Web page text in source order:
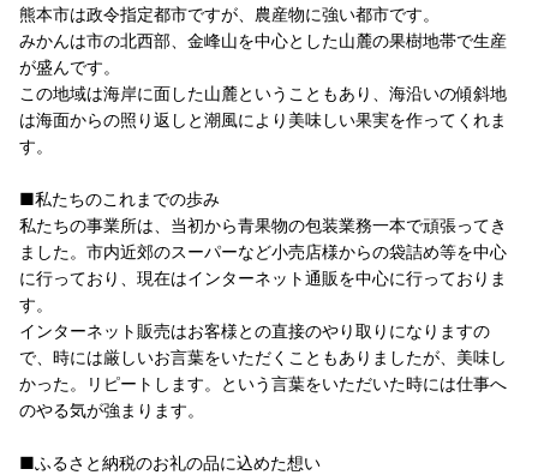
熊本市は政令指定都市ですが、農産物に強い都市です。
みかんは市の北西部、金峰山を中心とした山麓の果樹地帯で生産
が盛んです。
この地域は海岸に面した山麓ということもあり、海沿いの傾斜地
は海面からの照り返しと潮風により美味しい果実を作ってくれま
す。
■私たちのこれまでの歩み
私たちの事業所は、当初から青果物の包装業務一本で頑張ってき
ました。市内近郊のスーパーなど小売店様からの袋詰め等を中心
に行っており、現在はインターネット通販を中心に行っておりま
す。
インターネット販売はお客様との直接のやり取りになりますの
で、時には厳しいお言葉をいただくこともありましたが、美味し
かった。リピートします。という言葉をいただいた時には仕事へ
のやる気が強まります。
■ふるさと納税のお礼の品に込めた想い